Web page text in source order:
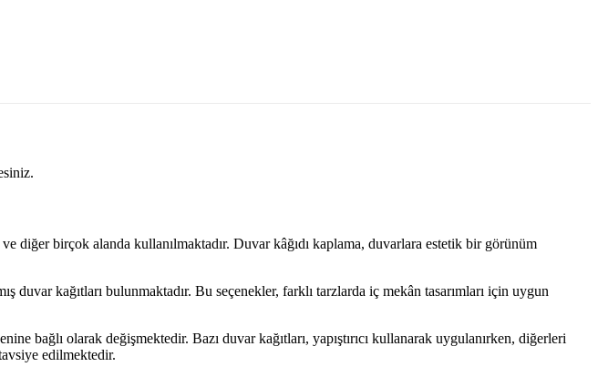
diğer birçok alanda kullanılmaktadır. Duvar kâğıdı kaplama, duvarlara estetik bir görünüm
duvar kağıtları bulunmaktadır. Bu seçenekler, farklı tarzlarda iç mekân tasarımları için uygun
bağlı olarak değişmektedir. Bazı duvar kağıtları, yapıştırıcı kullanarak uygulanırken, diğerleri
edilmektedir.